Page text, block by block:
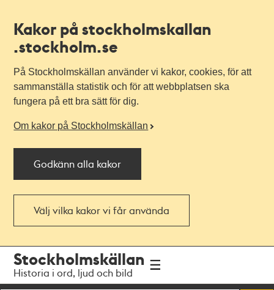
Kakor på stockholmskallan
.stockholm.se
På Stockholmskällan använder vi kakor, cookies, för att
sammanställa statistik och för att webbplatsen ska
fungera på ett bra sätt för dig.
Om kakor på Stockholmskällan
Godkänn alla kakor
Välj vilka kakor vi får använda
navigationen
huvudinnehållet
Stockholmskällan
Historia i ord, ljud och bild